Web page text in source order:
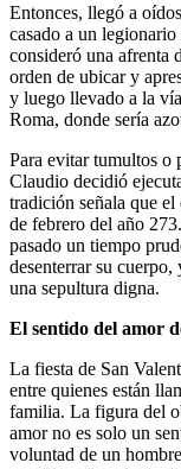
Entonces, llegó a
casado a un
consideró una afrenta
orden de ubicar y
y luego llevado a la
Roma, donde sería
Para evitar tumultos o
Claudio decidió
tradición señala que
de febrero del año
pasado un tiempo
desenterrar su
una sepultura digna.
El sentido del amor
La fiesta de San
entre quienes están
familia. La figura del
amor no es solo un
voluntad de un